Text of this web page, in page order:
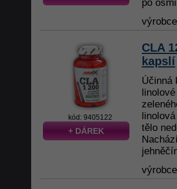
po
kód: 9405122
+ DÁREK
CLA
kapslí
Účinná
tělo